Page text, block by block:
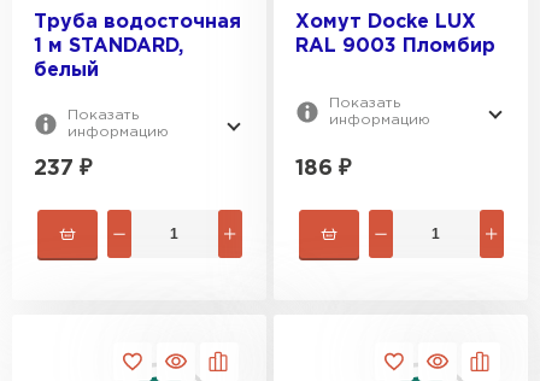
Труба водосточная
1 м STANDARD,
белый
Показать
информацию
237 ₽
Хомут Docke LUX
RAL 9003 Пломбир
Показать
информацию
186 ₽